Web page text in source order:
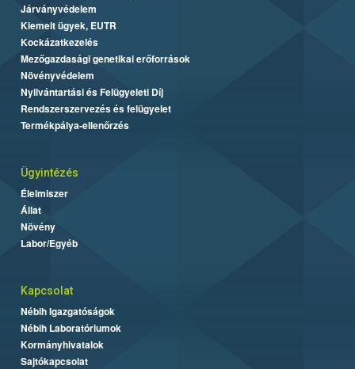
Járványvédelem
Kiemelt ügyek, EUTR
Kockázatkezelés
Mezőgazdasági genetikai erőforrások
Növényvédelem
Nyilvántartási és Felügyeleti Díj
Rendszerszervezés és felügyelet
Termékpálya-ellenőrzés
Ügyintézés
Élelmiszer
Állat
Növény
Labor/Egyéb
Kapcsolat
Nébih Igazgatóságok
Nébih Laboratóriumok
Kormányhivatalok
Sajtókapcsolat